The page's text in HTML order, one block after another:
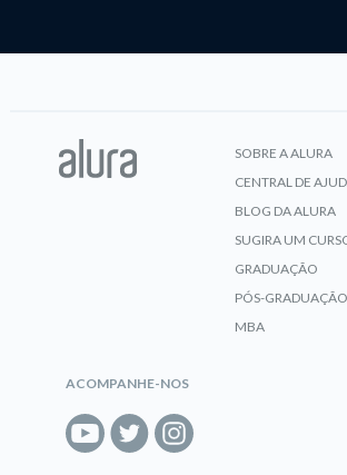
SOBRE A ALURA
CENTRAL DE
BLOG DA ALURA
SUGIRA UM
GRADUAÇÃO
PÓS-GRADUAÇÃO
MBA
ACOMPANHE-NOS